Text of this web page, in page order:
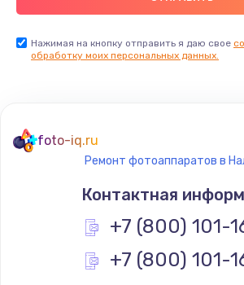
Заказать
Замена термостата
1200 руб.
Заказать
Замена реле
Нажимая на кнопку отправить я даю свое
обработку моих персональных данных.
foto-iq.ru
Ремонт фотоаппаратов в
Контактная
+7 (800) 101-
+7 (800) 101-